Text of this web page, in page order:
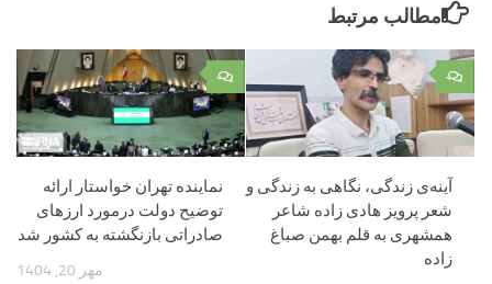
مطالب مرتبط
۰
نماینده تهران خواستار ارائه
توضیح دولت درمورد ارزهای
صادراتی بازنگشته به کشور شد
مهر 20, 1404
۰
آینه‌ی زندگی، نگاهی به زندگی و
شعر پرویز هادی زاده شاعر
همشهری به قلم بهمن صباغ
زاده